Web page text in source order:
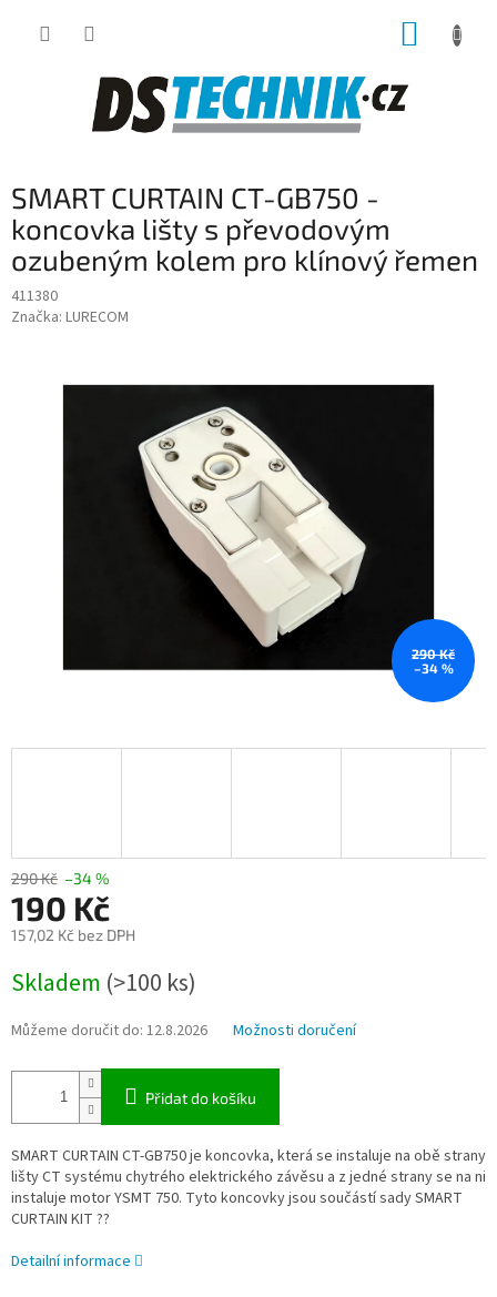
SMART CURTAIN CT-GB750 -
koncovka lišty s převodovým
ozubeným kolem pro klínový řemen
411380
Značka: LURECOM
290 Kč
–34 %
290 Kč –34 %
190 Kč
157,02 Kč bez DPH
cena:
Skladem (>100 ks)
Můžeme doručit do: 12.8.2026 Možnosti doručení
Přidat do košíku
SMART CURTAIN CT-GB750 je koncovka, která se instaluje na obě strany
lišty CT systému chytrého elektrického závěsu a z jedné strany se na ni
instaluje motor YSMT 750. Tyto koncovky jsou součástí sady SMART
CURTAIN KIT ??
Detailní informace